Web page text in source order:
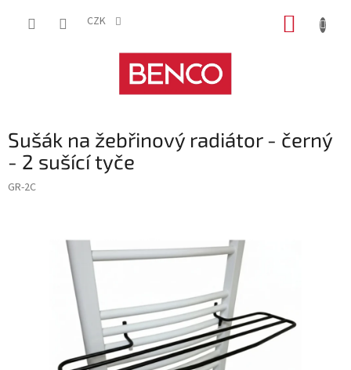
CZK
Sušák na žebřinový radiátor - černý
- 2 sušící tyče
GR-2C